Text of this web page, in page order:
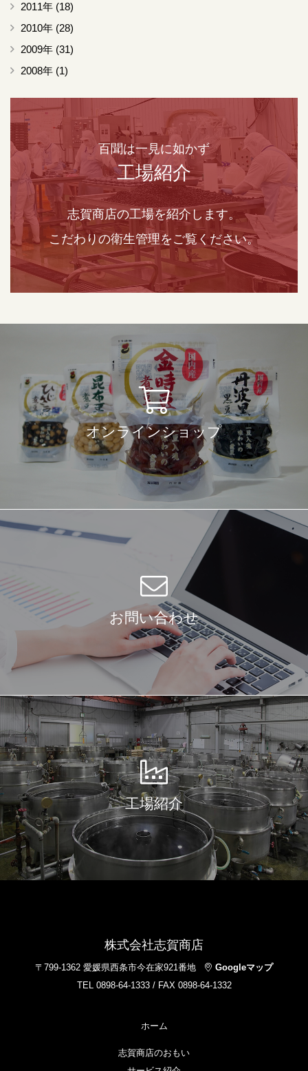
2011年 (18)
2010年 (28)
2009年 (31)
2008年 (1)
百聞は一見に如かず
工場紹介
志賀商店の工場を紹介します。
こだわりの衛生管理をご覧ください。
オンラインショップ
お問い合わせ
工場紹介
株式会社志賀商店
〒799-1362 愛媛県西条市今在家921番地
Googleマップ
TEL 0898-64-1333 / FAX 0898-64-1332
ホーム
志賀商店のおもい